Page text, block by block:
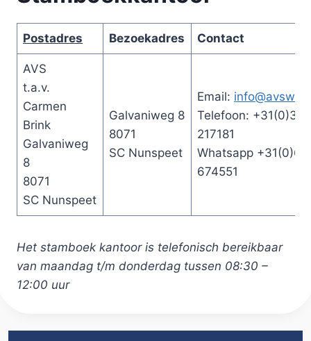
Postadres Bezoekadres Contact
AVS
t.a.v.
Carmen
Brink
Galvaniweg
8
8071
SC Nunspeet
Galvaniweg 8
8071
SC Nunspeet
Email:
Telefoon:
217181
Whatsapp
674551
Het stamboek kantoor is telefonisch bereikbaar
van maandag t/m donderdag tussen 08:30 –
12:00 uur